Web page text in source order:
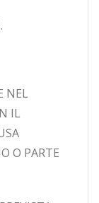
NEL
IL
O PARTE